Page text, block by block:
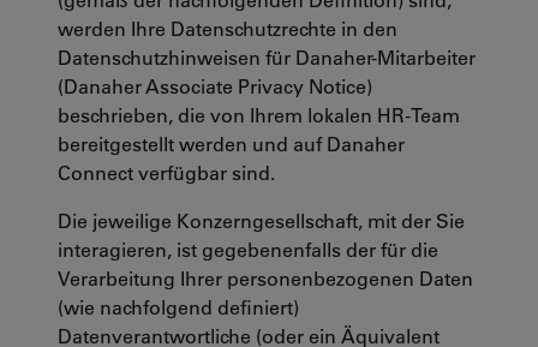
werden Ihre Datenschutzrechte in den
Datenschutzhinweisen für Danaher-Mitarbeiter
(Danaher Associate Privacy Notice)
beschrieben, die von Ihrem lokalen HR-Team
bereitgestellt werden und auf Danaher
Connect verfügbar sind.
Die jeweilige Konzerngesellschaft, mit der Sie
interagieren, ist gegebenenfalls der für die
Verarbeitung Ihrer personenbezogenen Daten
(wie nachfolgend definiert)
Datenverantwortliche (oder ein Äquivalent